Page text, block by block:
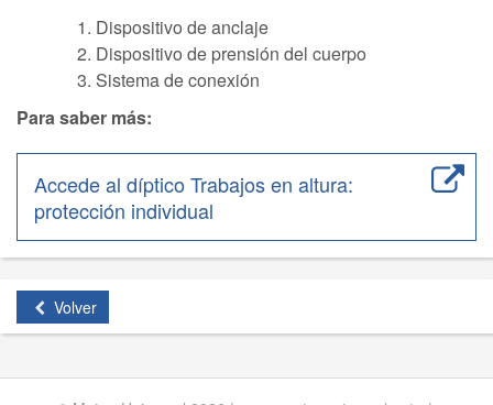
Dispositivo de anclaje
Dispositivo de prensión del cuerpo
Sistema de conexión
Para saber más:
Accede al díptico Trabajos en altura:
protección individual
Volver